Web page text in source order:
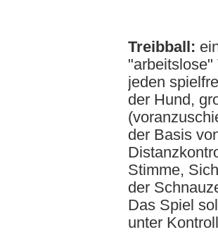
Treibball:
"arbeitslose"
jeden
der Hund,
der Basis
Stimme,
der
Das Spiel
unter